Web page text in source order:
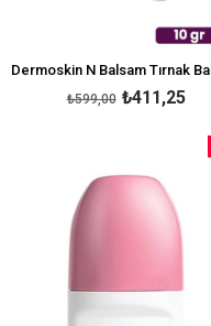
₺411,25
₺599,00